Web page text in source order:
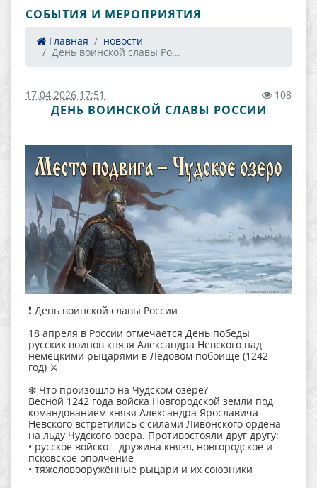
СОБЫТИЯ И МЕРОПРИЯТИЯ
Главная
новости
День воинской славы Ро...
17.04.2026 17:51 108
ДЕНЬ ВОИНСКОЙ СЛАВЫ РОССИИ
❗ День воинской славы России
18 апреля в России отмечается День победы
русских воинов князя Александра Невского над
немецкими рыцарями в Ледовом побоище (1242
год) ⚔️
❄️ Что произошло на Чудском озере?
Весной 1242 года войска Новгородской земли под
командованием князя Александра Ярославича
Невского встретились с силами Ливонского ордена
на льду Чудского озера. Противостояли друг другу:
• русское войско – дружина князя, новгородское и
псковское ополчение
• тяжеловооружённые рыцари и их союзники